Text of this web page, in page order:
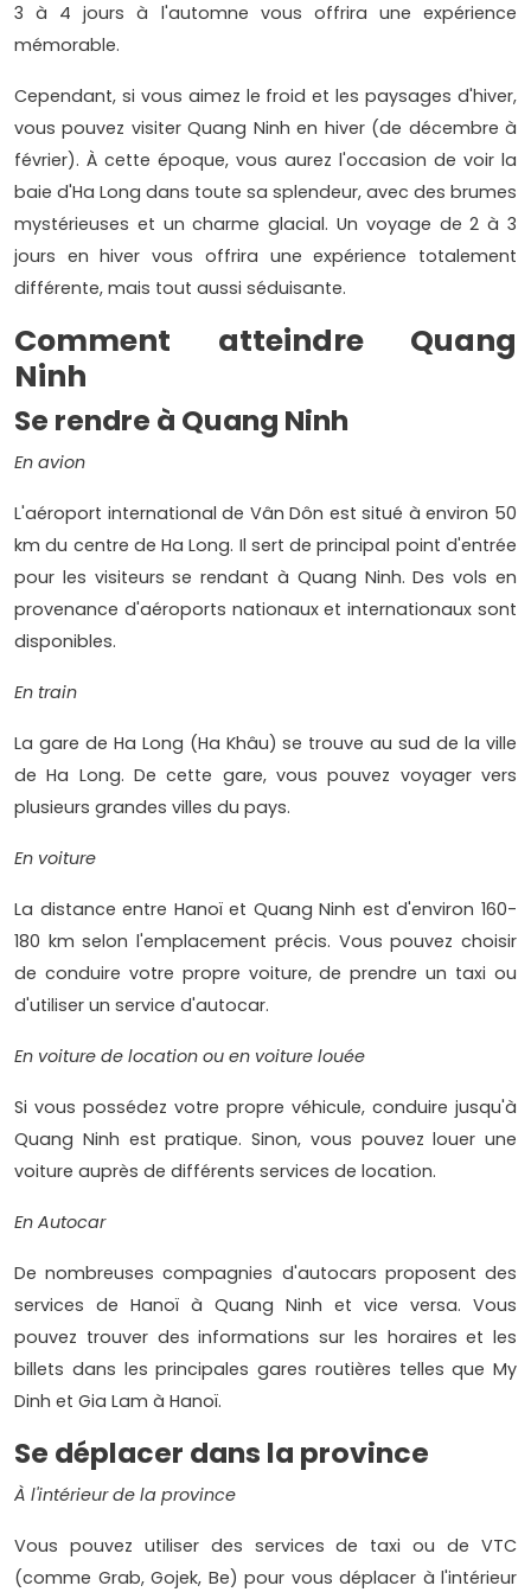
3 à 4 jours à l'automne vous offrira une expérience
mémorable.
Cependant, si vous aimez le froid et les paysages d'hiver,
vous pouvez visiter Quang Ninh en hiver (de décembre à
février). À cette époque, vous aurez l'occasion de voir la
baie d'Ha Long dans toute sa splendeur, avec des brumes
mystérieuses et un charme glacial. Un voyage de 2 à 3
jours en hiver vous offrira une expérience totalement
différente, mais tout aussi séduisante.
Comment atteindre Quang
Ninh
Se rendre à Quang Ninh
En avion
L'aéroport international de Vân Dôn est situé à environ 50
km du centre de Ha Long. Il sert de principal point d'entrée
pour les visiteurs se rendant à Quang Ninh. Des vols en
provenance d'aéroports nationaux et internationaux sont
disponibles.
En train
La gare de Ha Long (Ha Khâu) se trouve au sud de la ville
de Ha Long. De cette gare, vous pouvez voyager vers
plusieurs grandes villes du pays.
En voiture
La distance entre Hanoï et Quang Ninh est d'environ 160-
180 km selon l'emplacement précis. Vous pouvez choisir
de conduire votre propre voiture, de prendre un taxi ou
d'utiliser un service d'autocar.
En voiture de location ou en voiture louée
Si vous possédez votre propre véhicule, conduire jusqu'à
Quang Ninh est pratique. Sinon, vous pouvez louer une
voiture auprès de différents services de location.
En Autocar
De nombreuses compagnies d'autocars proposent des
services de Hanoï à Quang Ninh et vice versa. Vous
pouvez trouver des informations sur les horaires et les
billets dans les principales gares routières telles que My
Dinh et Gia Lam à Hanoï.
Se déplacer dans la province
À l'intérieur de la province
Vous pouvez utiliser des services de taxi ou de VTC
(comme Grab, Gojek, Be) pour vous déplacer à l'intérieur